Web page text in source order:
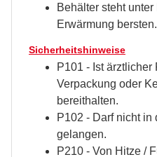
Behälter steht
Erwärmung bersten.
Sicherheitshinweise
P101 - Ist ärztlicher
Verpackung oder
bereithalten.
P102 - Darf nicht
gelangen.
P210 - Von Hitze /